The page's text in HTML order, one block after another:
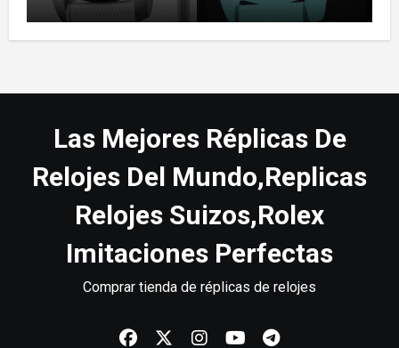
Ceralume
Las Mejores Réplicas De
Relojes Del Mundo,Replicas
Relojes Suizos,Rolex
Imitaciones Perfectas
Comprar tienda de réplicas de relojes